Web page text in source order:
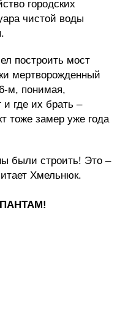
городских
чистой воды
построить мост
мертворожденный
м, понимая,
и где их брать –
тоже замер уже года
были строить! Это –
Хмельнюк.